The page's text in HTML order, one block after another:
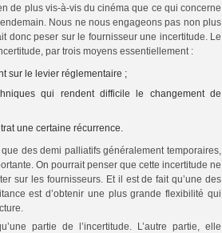
de plus vis-à-vis du cinéma que ce qui concerne
Nous ne nous engageons pas non plus
donc peser sur le fournisseur une incertitude. Le
par trois moyens essentiellement :
sur le levier réglementaire ;
qui rendent difficile le changement de
une certaine récurrence.
des demi palliatifs généralement temporaires,
On pourrait penser que cette incertitude ne
sur les fournisseurs. Et il est de fait qu’une des
est d’obtenir une plus grande flexibilité qui
partie de l’incertitude. L’autre partie, elle